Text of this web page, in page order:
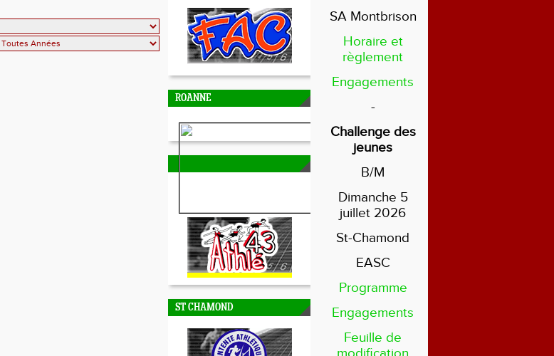
ROANNE
DUNIERES
ST CHAMOND
SA Montbrison
Horaire et
règlement
Engagements
-
Challenge des
jeunes
B/M
Dimanche 5
juillet 2026
St-Chamond
EASC
Programme
Engagements
Feuille de